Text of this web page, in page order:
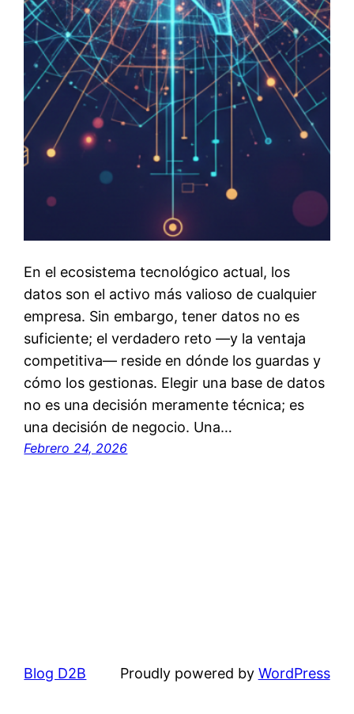
En el ecosistema tecnológico actual, los
datos son el activo más valioso de cualquier
empresa. Sin embargo, tener datos no es
suficiente; el verdadero reto —y la ventaja
competitiva— reside en dónde los guardas y
cómo los gestionas. Elegir una base de datos
no es una decisión meramente técnica; es
una decisión de negocio. Una…
Febrero 24, 2026
Blog D2B Proudly powered by WordPress